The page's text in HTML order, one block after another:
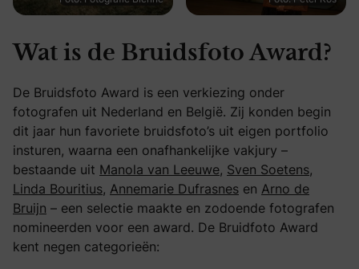
Wat is de Bruidsfoto Award?
De Bruidsfoto Award is een verkiezing onder
fotografen uit Nederland en België. Zij konden begin
dit jaar hun favoriete bruidsfoto’s uit eigen portfolio
insturen, waarna een onafhankelijke vakjury –
bestaande uit Manola van Leeuwe, Sven Soetens,
Linda Bouritius, Annemarie Dufrasnes en Arno de
Bruijn – een selectie maakte en zodoende fotografen
nomineerden voor een award. De Bruidfoto Award
kent negen categorieën: